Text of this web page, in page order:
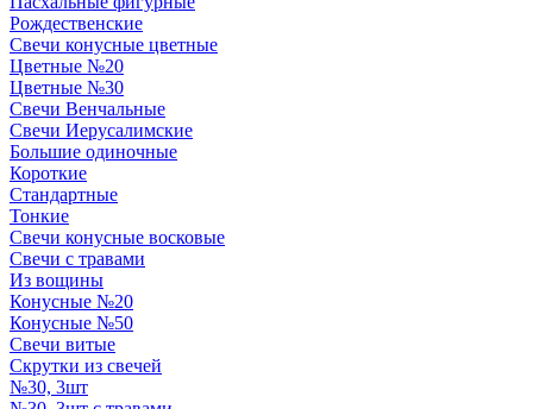
Рождественские
Свечи конусные цветные
Цветные №20
Цветные №30
Свечи Венчальные
Свечи Иерусалимские
Большие одиночные
Короткие
Стандартные
Тонкие
Свечи конусные восковые
Свечи с травами
Из вощины
Конусные №20
Конусные №50
Свечи витые
Скрутки из свечей
№30, 3шт